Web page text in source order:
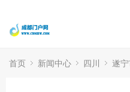
首页 新闻中心 四川 遂